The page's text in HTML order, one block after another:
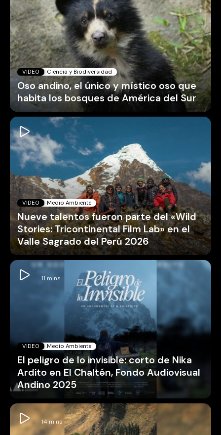
VIDEO Ciencia y Biodiversidad
Oso andino, el único y místico oso que
habita los bosques de América del Sur
VIDEO Medio Ambiente
Nueve talentos fueron parte del «Wild
Stories: Tricontinental Film Lab» en el
Valle Sagrado del Perú 2026
VIDEO Medio Ambiente
El peligro de lo invisible: corto de Nika
Ardito en El Chaltén, Fondo Audiovisual
Andino 2025